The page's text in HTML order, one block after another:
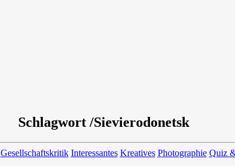
Schlagwort /Sievierodonetsk
Gesellschaftskritik Interessantes Kreatives Photographie Quiz